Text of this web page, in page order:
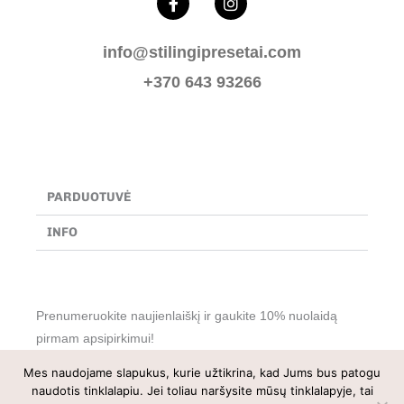
a
e
b
o
o
n
a
g
r
info@stilingipresetai.com
+370 643 93266
PARDUOTUVĖ
INFO
Prenumeruokite naujienlaiškį ir gaukite 10% nuolaidą
pirmam apsipirkimui!
Mes naudojame slapukus, kurie užtikrina, kad Jums bus patogu
naudotis tinklalapiu. Jei toliau naršysite mūsų tinklalapyje, tai